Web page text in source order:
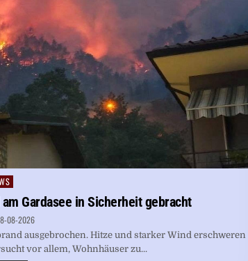
Gardasee in Sicherheit gebracht
08-2026
ausgebrochen. Hitze und starker Wind erschweren
vor allem, Wohnhäuser zu...